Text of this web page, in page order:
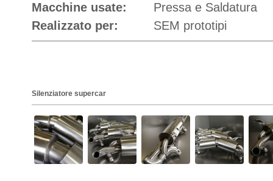
Macchine usate:
Pressa e Saldatura
Realizzato per:
SEM prototipi
Silenziatore supercar